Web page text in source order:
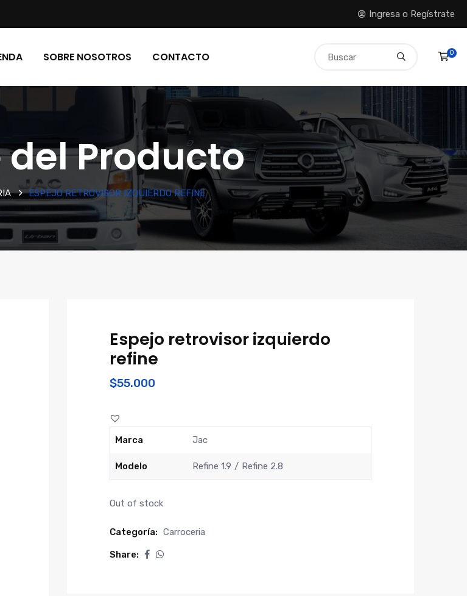
Ingresa o Regístrate
SOBRE NOSOTROS CONTACTO 0
Producto
ESPEJO RETROVISOR IZQUIERDO REFINE
Espejo retrovisor izquierdo
refine
$55.000
Marca Jac
Modelo Refine 1.9 Refine 2.8
Out of stock
Categoría: Carroceria
Share: